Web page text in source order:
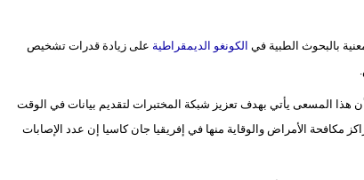
بالبحوث الطبية فيالكونغو الديمقراطية على زيادة قدرات تشخيص
المسعى يأتي بهدف تعزيز شبكة المختبرات لتقديم بيانات في الوقت
مكافحة الأمراض والوقاية منها في إفريقيا جان كاسيا إن عدد الإصابات